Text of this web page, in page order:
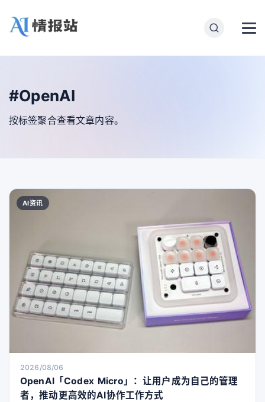
#OpenAI
按标签聚合查看文章内容。
AI资讯
2026/08/06
OpenAI「Codex Micro」：让用户成为自己的管理
者，推动更高效的AI协作工作方式